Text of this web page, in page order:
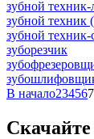
зубной
зубной техник
зубной
зуборезчик
В начало234567